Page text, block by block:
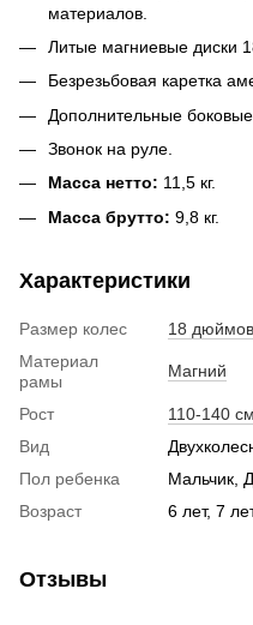
материалов.
Литые магниевые диски
Безрезьбовая каретка
Дополнительные боковые
Звонок на руле.
Масса нетто: 11,5 кг.
Масса брутто: 9,8 кг.
Характеристики
Размер колес
18 дюймов
Материал
рамы
Магний
Рост
110-140 см
Вид
Пол ребенка
Мальчик,
Возраст
6 лет, 7
Отзывы